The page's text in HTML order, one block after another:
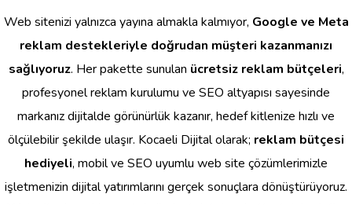
Web sitenizi yalnızca yayına almakla kalmıyor, Google ve Meta
reklam destekleriyle doğrudan müşteri kazanmanızı
sağlıyoruz. Her pakette sunulan ücretsiz reklam bütçeleri,
profesyonel reklam kurulumu ve SEO altyapısı sayesinde
markanız dijitalde görünürlük kazanır, hedef kitlenize hızlı ve
ölçülebilir şekilde ulaşır. Kocaeli Dijital olarak; reklam bütçesi
hediyeli, mobil ve SEO uyumlu web site çözümlerimizle
işletmenizin dijital yatırımlarını gerçek sonuçlara dönüştürüyoruz.